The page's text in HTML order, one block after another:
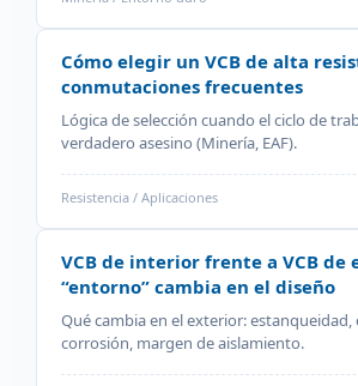
Cómo elegir un VCB de alta
conmutaciones frecuentes
Lógica de selección cuando el ciclo de
verdadero asesino (Minería, EAF).
Resistencia / Aplicaciones
VCB de interior frente a VCB de
“entorno” cambia en el diseño
Qué cambia en el exterior: estanqueidad,
corrosión, margen de aislamiento.